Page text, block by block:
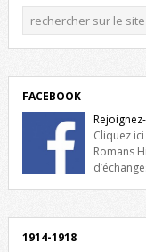
FACEBOOK
Cliquez
Romans
1914-1918